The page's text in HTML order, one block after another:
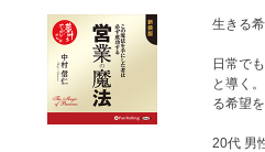
生きる
日常で
と導く
る希望
20代 男